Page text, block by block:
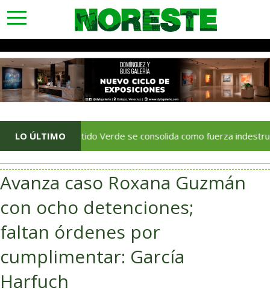
toggle
navigation
LO ÚLTIMO
El Partido Verde se consolida como fuerza indestructible en
Avanza caso Roxana Guzmán
con ocho detenciones;
faltan órdenes por
cumplimentar: García
Harfuch